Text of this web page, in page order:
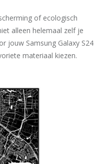
of ecologisch
alleen helemaal zelf je
jouw Samsung Galaxy S24
materiaal kiezen.